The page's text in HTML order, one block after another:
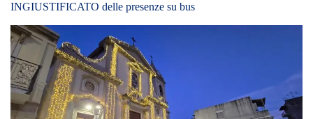
INGIUSTIFICATO delle presenze su bus